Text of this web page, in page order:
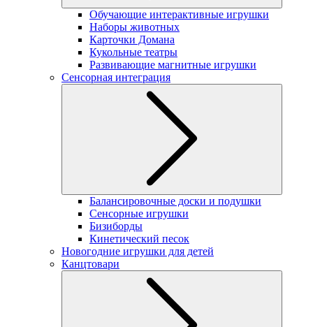
Обучающие интерактивные игрушки
Наборы животных
Карточки Домана
Кукольные театры
Развивающие магнитные игрушки
Сенсорная интеграция
Балансировочные доски и подушки
Сенсорные игрушки
Бизиборды
Кинетический песок
Новогодние игрушки для детей
Канцтовари